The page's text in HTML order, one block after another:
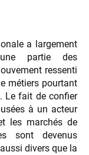
a largement
partie des
ressenti
métiers pourtant
Le fait de confier
à un acteur
les marchés de
sont devenus
divers que la